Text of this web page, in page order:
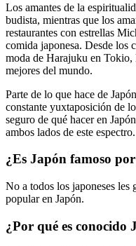
Los amantes de la
budista, mientras que los
restaurantes con estrellas
comida japonesa. Desde los
moda de Harajuku en Tokio,
mejores del mundo.
Parte de lo que hace de
constante yuxtaposición de
seguro de qué hacer en
ambos lados de este espectro.
¿Es Japón famoso
No a todos los japoneses les
popular en Japón.
¿Por qué es conocido